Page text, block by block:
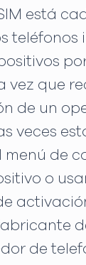
está
teléfonos
vez que
de un
veces
menú de
o
de